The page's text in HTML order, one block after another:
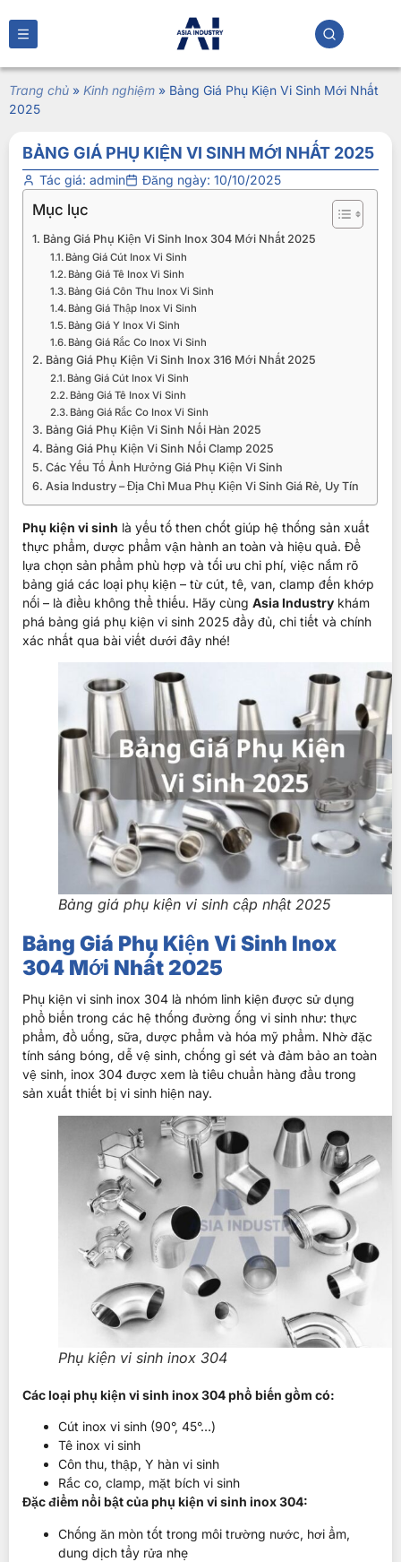
Trang chủ » Kinh nghiệm » Bảng Giá Phụ Kiện Vi Sinh Mới Nhất
2025
BẢNG GIÁ PHỤ KIỆN VI SINH MỚI NHẤT 2025
Tác giá: admin Đăng ngày: 10/10/2025
Mục lục
Bảng Giá Phụ Kiện Vi Sinh Inox 304 Mới Nhất 2025
Bảng Giá Cút Inox Vi Sinh
Bảng Giá Tê Inox Vi Sinh
Bảng Giá Côn Thu Inox Vi Sinh
Bảng Giá Thập Inox Vi Sinh
Bảng Giá Y Inox Vi Sinh
Bảng Giá Rắc Co Inox Vi Sinh
Bảng Giá Phụ Kiện Vi Sinh Inox 316 Mới Nhất 2025
Bảng Giá Cút Inox Vi Sinh
Bảng Giá Tê Inox Vi Sinh
Bảng Giá Rắc Co Inox Vi Sinh
Bảng Giá Phụ Kiện Vi Sinh Nối Hàn 2025
Bảng Giá Phụ Kiện Vi Sinh Nối Clamp 2025
Các Yếu Tố Ảnh Hưởng Giá Phụ Kiện Vi Sinh
Asia Industry – Địa Chỉ Mua Phụ Kiện Vi Sinh Giá Rẻ, Uy Tín
Phụ kiện vi sinh là yếu tố then chốt giúp hệ thống sản xuất
thực phẩm, dược phẩm vận hành an toàn và hiệu quả. Để
lựa chọn sản phẩm phù hợp và tối ưu chi phí, việc nắm rõ
bảng giá các loại phụ kiện – từ cút, tê, van, clamp đến khớp
nối – là điều không thể thiếu. Hãy cùng Asia Industry khám
phá bảng giá phụ kiện vi sinh 2025 đầy đủ, chi tiết và chính
xác nhất qua bài viết dưới đây nhé!
Bảng giá phụ kiện vi sinh cập nhật 2025
Bảng Giá Phụ Kiện Vi Sinh Inox
304 Mới Nhất 2025
Phụ kiện vi sinh inox 304 là nhóm linh kiện được sử dụng
phổ biến trong các hệ thống đường ống vi sinh như: thực
phẩm, đồ uống, sữa, dược phẩm và hóa mỹ phẩm. Nhờ đặc
tính sáng bóng, dễ vệ sinh, chống gỉ sét và đảm bảo an toàn
vệ sinh, inox 304 được xem là tiêu chuẩn hàng đầu trong
sản xuất thiết bị vi sinh hiện nay.
Phụ kiện vi sinh inox 304
Các loại phụ kiện vi sinh inox 304 phổ biến gồm có:
Cút inox vi sinh (90°, 45°…)
Tê inox vi sinh
Côn thu, thập, Y hàn vi sinh
Rắc co, clamp, mặt bích vi sinh
Đặc điểm nổi bật của phụ kiện vi sinh inox 304:
Chống ăn mòn tốt trong môi trường nước, hơi ẩm,
dung dịch tẩy rửa nhẹ